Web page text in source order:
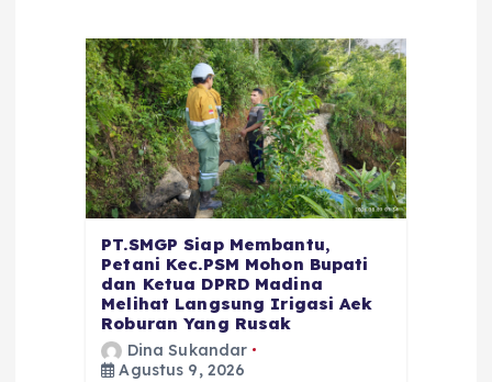
PT.SMGP Siap Membantu,
Petani Kec.PSM Mohon Bupati
dan Ketua DPRD Madina
Melihat Langsung Irigasi Aek
Roburan Yang Rusak
Dina Sukandar
Agustus 9, 2026